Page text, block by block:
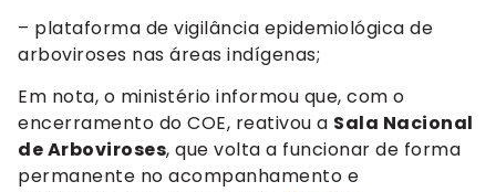
– plataforma de vigilância epidemiológica de
arboviroses nas áreas indígenas;
Em nota, o ministério informou que, com o
encerramento do COE, reativou a Sala Nacional
de Arboviroses, que volta a funcionar de forma
permanente no acompanhamento e